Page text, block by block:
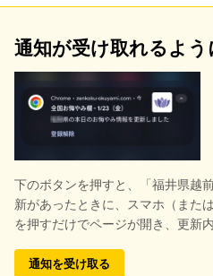
通知が受け取れるよ
下のボタンを押すと、
「福井県越
新があったときに、スマホ（また
を押すだけでページが開き、更新
通知を受け取る